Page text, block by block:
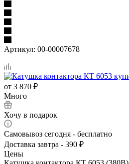
Артикул: 00-00007678
от 3 870 ₽
Много
Хочу в подарок
Самовывоз сегодня - бесплатно
Доставка завтра - 390 ₽
Цены